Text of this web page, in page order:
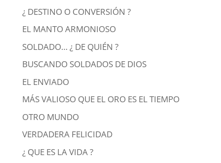
¿ DESTINO O CONVERSIÓN ?
EL MANTO ARMONIOSO
SOLDADO… ¿ DE QUIÉN ?
BUSCANDO SOLDADOS DE DIOS
EL ENVIADO
MÁS VALIOSO QUE EL ORO ES EL TIEMPO
OTRO MUNDO
VERDADERA FELICIDAD
¿ QUE ES LA VIDA ?